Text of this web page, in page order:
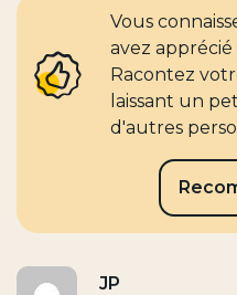
Vous
avez apprécié
Racontez
laissant un
d'autres
JP